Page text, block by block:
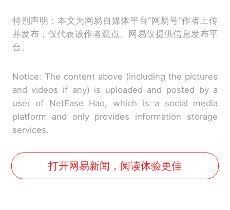
特别声明：本文为网易自媒体平台“网易号”作者上传
并发布，仅代表该作者观点。网易仅提供信息发布平
台。
Notice: The content above (including the pictures
and videos if any) is uploaded and posted by a
user of NetEase Hao, which is a social media
platform and only provides information storage
services.
打开网易新闻，阅读体验更佳